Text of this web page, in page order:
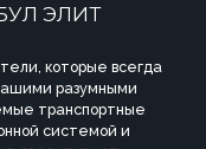
ЭЛИТ
которые всегда
разумными
транспортные
системой и